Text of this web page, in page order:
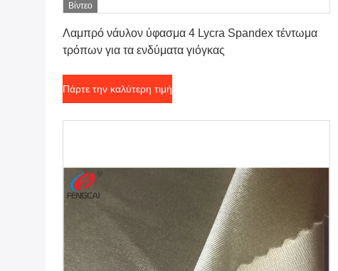
Βίντεο
Λαμπρό νάυλον ύφασμα 4 Lycra Spandex τέντωμα
τρόπων για τα ενδύματα γιόγκας
Πάρτε την καλύτερη τιμή